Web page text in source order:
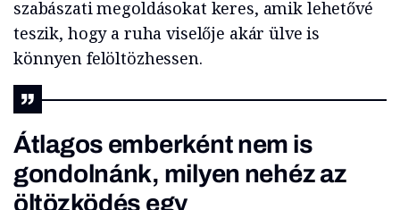
szabászati megoldásokat keres, amik lehetővé
teszik, hogy a ruha viselője akár ülve is
könnyen felöltözhessen.
Átlagos emberként nem is
gondolnánk, milyen nehéz az
öltözködés egy